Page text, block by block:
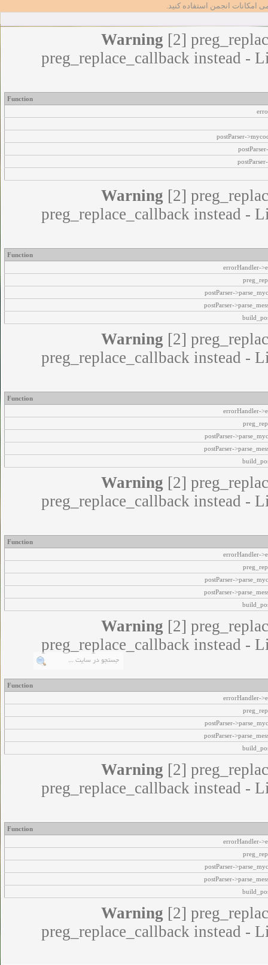
امکانات انجمن استفاده کنید.
Warning [2]
preg_replace_callback instead -
Function
postParser-
Warning [2]
preg_replace_callback instead -
Function
errorHandler-
postParser-
postParser-
Warning [2]
preg_replace_callback instead -
Function
errorHandler-
postParser-
postParser-
Warning [2]
preg_replace_callback instead -
Function
errorHandler-
postParser-
postParser-
Warning [2]
preg_replace_callback instead -
Function
errorHandler-
postParser-
postParser-
Warning [2]
preg_replace_callback instead -
Function
errorHandler-
postParser-
postParser-
Warning [2]
preg_replace_callback instead -